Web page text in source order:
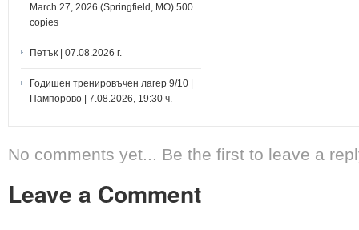
March 27, 2026 (Springfield, MO) 500
copies
Петък | 07.08.2026 г.
Годишен тренировъчен лагер 9/10 |
Пампорово | 7.08.2026, 19:30 ч.
No comments yet... Be the first to leave a
Leave a Comment